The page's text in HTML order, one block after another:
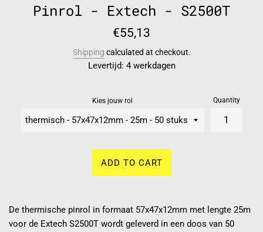
Pinrol - Extech - S2500T
Regular
€55,13
Shipping calculated at checkout.
Levertijd: 4 werkdagen
Kies jouw rol Quantity
ADD TO CART
De thermische pinrol in formaat 57x47x12mm met lengte 25m
voor de Extech S2500T wordt geleverd in een doos van 50